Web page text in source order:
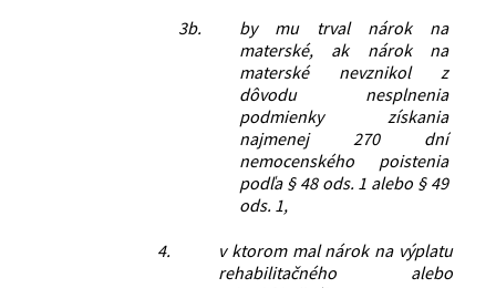
3b.
by mu trval nárok na
materské, ak nárok na
materské nevznikol z
dôvodu nesplnenia
podmienky získania
najmenej 270 dní
nemocenského poistenia
podľa § 48 ods. 1 alebo § 49
ods. 1,
4.
v ktorom mal nárok na výplatu
rehabilitačného alebo